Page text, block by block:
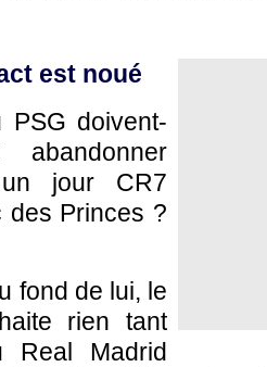
est noué
PSG doivent-
jour CR7
des Princes ?
fond de lui, le
rien tant
Real Madrid